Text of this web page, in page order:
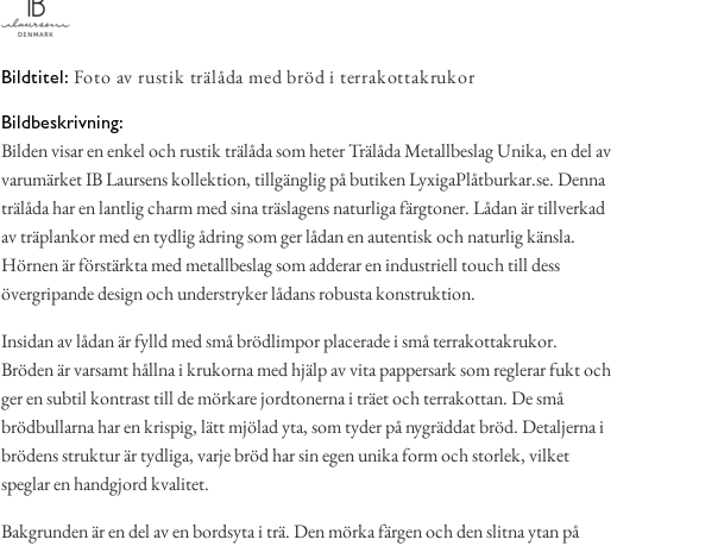
Bildtitel: Foto av rustik trälåda med bröd i terrakottakrukor
Bildbeskrivning:
Bilden visar en enkel och rustik trälåda som heter Trälåda Metallbeslag Unika, en del av
varumärket IB Laursens kollektion, tillgänglig på butiken LyxigaPlåtburkar.se. Denna
trälåda har en lantlig charm med sina träslagens naturliga färgtoner. Lådan är tillverkad
av träplankor med en tydlig ådring som ger lådan en autentisk och naturlig känsla.
Hörnen är förstärkta med metallbeslag som adderar en industriell touch till dess
övergripande design och understryker lådans robusta konstruktion.
Insidan av lådan är fylld med små brödlimpor placerade i små terrakottakrukor.
Bröden är varsamt hållna i krukorna med hjälp av vita pappersark som reglerar fukt och
ger en subtil kontrast till de mörkare jordtonerna i träet och terrakottan. De små
brödbullarna har en krispig, lätt mjölad yta, som tyder på nygräddat bröd. Detaljerna i
brödens struktur är tydliga, varje bröd har sin egen unika form och storlek, vilket
speglar en handgjord kvalitet.
Bakgrunden är en del av en bordsyta i trä. Den mörka färgen och den slitna ytan på